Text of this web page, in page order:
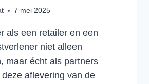
7 mei 2025
als een retailer en een
niet alleen
maar écht als partners
aflevering van de